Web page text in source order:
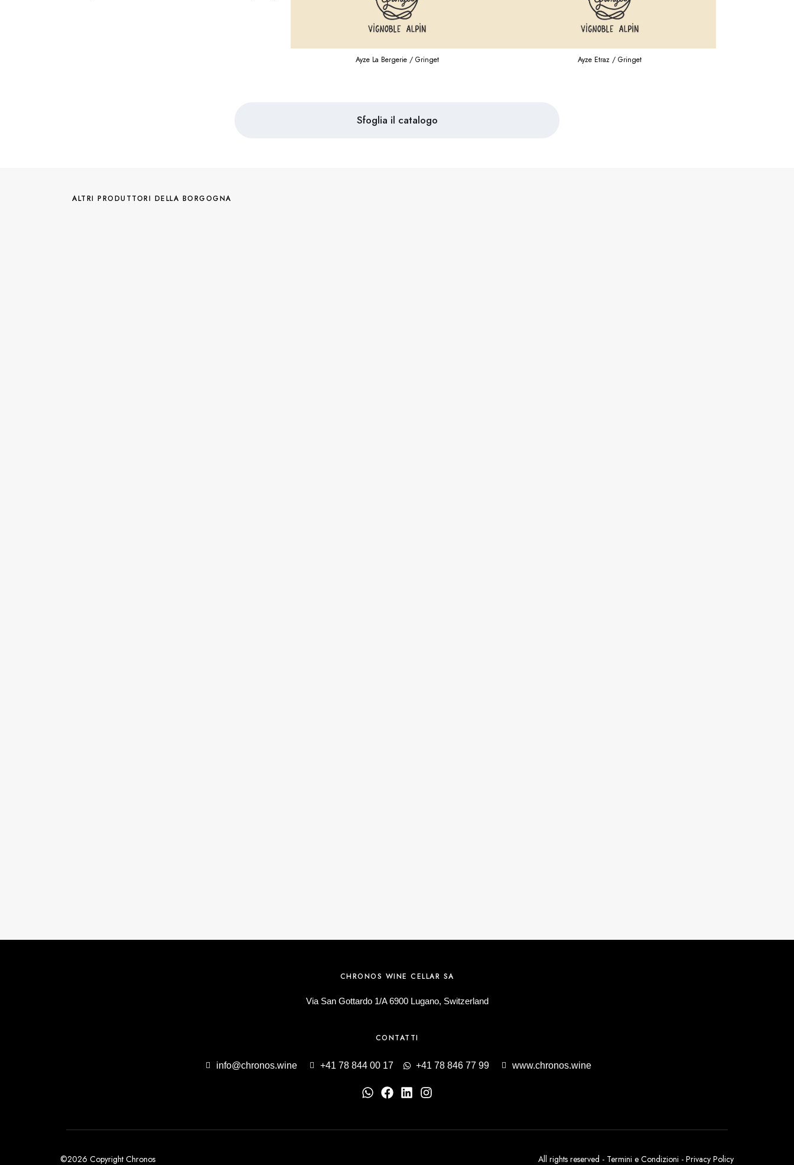
Ayze La Bergerie / Gringet Ayze Etraz / Gringet
Sfoglia il catalogo
ALTRI PRODUTTORI DELLA BORGOGNA
CHRONOS WINE CELLAR SA
Via San Gottardo 1/A 6900 Lugano, Switzerland
CONTATTI
info@chronos.wine +41 78 844 00 17 +41 78 846 77 99 www.chronos.wine
©2026 Copyright Chronos All rights reserved - Termini e Condizioni - Privacy Policy